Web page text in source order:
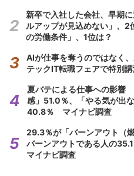
新卒で入社した会社、早期
ルアップが見込めない」、2
の労働条件」、1位は？
AIが仕事を奪うのではなく
テックIT転職フェアで特別
夏バテによる仕事への影響
感」51.0％、「やる気が出
40.8％ マイナビ調査
29.3％が「バーンアウト（
バーンアウトである人の
マイナビ調査